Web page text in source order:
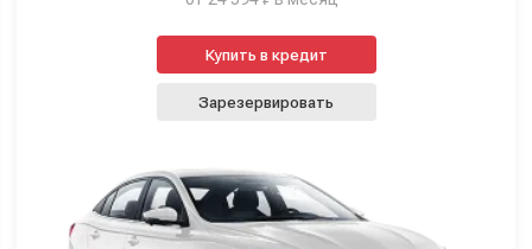
Купить в кредит
Зарезервировать